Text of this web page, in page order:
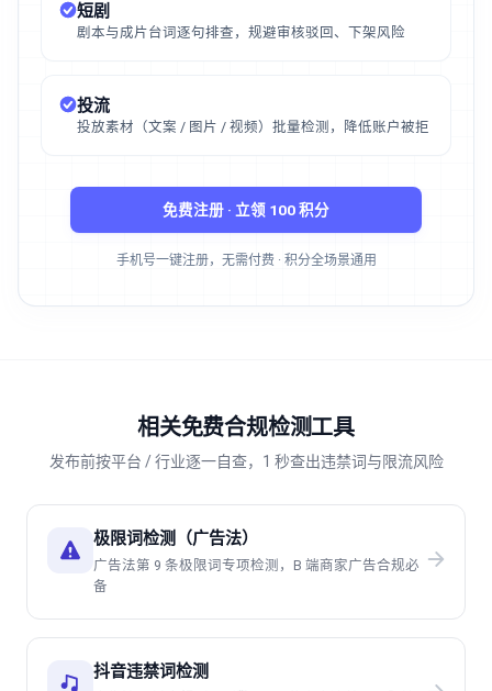
短剧
剧本与成片台词逐句排查，规避审核驳回、下架风险
投流
投放素材（文案 / 图片 / 视频）批量检测，降低账户被拒
免费注册 · 立领 100 积分
手机号一键注册，无需付费 · 积分全场景通用
相关免费合规检测工具
发布前按平台 / 行业逐一自查，1 秒查出违禁词与限流风险
极限词检测（广告法）
广告法第 9 条极限词专项检测，B 端商家广告合规必
备
抖音违禁词检测